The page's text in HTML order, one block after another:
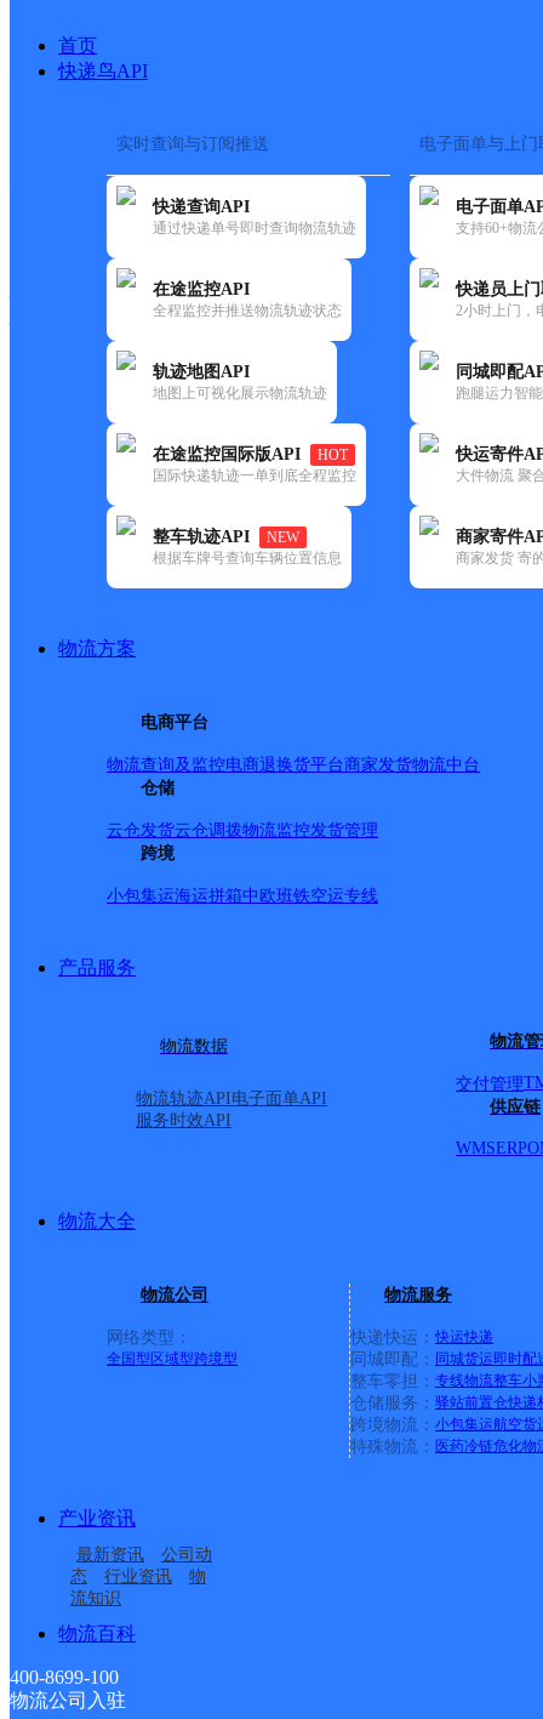
首页
快递鸟API
实时查询与订阅推送
快递查询API
通过快递单号即时查询物流轨迹
在途监控API
全程监控并推送物流轨迹状态
轨迹地图API
地图上可视化展示物流轨迹
在途监控国际版API
HOT
国际快递轨迹一单到底全程监控
整车轨迹API
NEW
根据车牌号查询车辆位置信息
电子面单与上门
电子面单
支持60+物流
快递员上
2小时上门，
同城即配
跑腿运力智
快运寄件
大件物流 聚
商家寄件
商家发货 寄
物流方案
电商平台
物流查询及监控电商退换货平台商家发货物流中台
仓储
云仓发货云仓调拨物流监控发货管理
跨境
小包集运海运拼箱中欧班铁空运专线
产品服务
物流数据
物流轨迹API电子面单API
服务时效API
物流
交付管理
供应链
WMSERP
物流大全
物流公司
网络类型：
全国型 区域型跨境型
物流服务
快递快运： 快运快递
同城即配： 同城货运即时配
整车零担： 专线物流整车小
仓储服务： 驿站前置仓快递
跨境物流： 小包集运航空货
特殊物流： 医药冷链危化物
产业资讯
最新资讯
公司动
态
行业资讯
物
流知识
物流百科
400-8699-100
物流公司入驻
快运大全 快递时效
德邦
德昌县茨达镇合作点ID11373
更新时间：2022-07-12 00:00:00
所属快递：德邦快递
所属区域：四川省-凉山彝族自治州-德昌县
网点地址：四川省凉山彝族自治州德昌县茨达镇
网点负责人：
便民服务站分部
四川德昌县公司永郎镇
便民服务分部
德昌县麻栗镇合作点
ID11388
德昌县麻栗镇合作点
ID11231
德昌县南山邮政便民服
务站
德昌县乐跃邮政支局